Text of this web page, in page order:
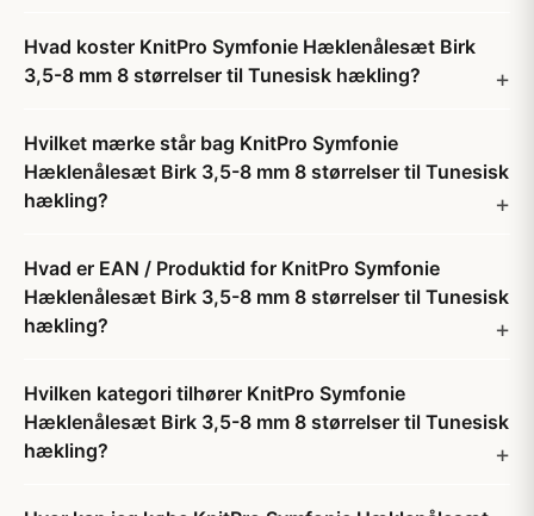
Hvad koster KnitPro Symfonie Hæklenålesæt Birk
3,5-8 mm 8 størrelser til Tunesisk hækling?
Hvilket mærke står bag KnitPro Symfonie
Hæklenålesæt Birk 3,5-8 mm 8 størrelser til Tunesisk
hækling?
Hvad er EAN / Produktid for KnitPro Symfonie
Hæklenålesæt Birk 3,5-8 mm 8 størrelser til Tunesisk
hækling?
Hvilken kategori tilhører KnitPro Symfonie
Hæklenålesæt Birk 3,5-8 mm 8 størrelser til Tunesisk
hækling?